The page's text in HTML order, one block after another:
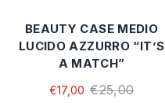
BEAUTY CASE MEDIO
LUCIDO AZZURRO “IT’S
A MATCH”
€17,00 €25,00